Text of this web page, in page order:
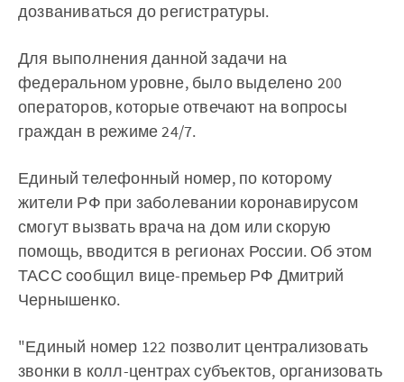
дозваниваться до регистратуры.
Для выполнения данной задачи на
федеральном уровне, было выделено 200
операторов, которые отвечают на вопросы
граждан в режиме 24/7.
Единый телефонный номер, по которому
жители РФ при заболевании коронавирусом
смогут вызвать врача на дом или скорую
помощь, вводится в регионах России. Об этом
ТАСС сообщил вице-премьер РФ Дмитрий
Чернышенко.
"Единый номер 122 позволит централизовать
звонки в колл-центрах субъектов, организовать